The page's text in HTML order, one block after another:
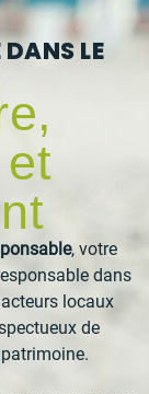
LE
, votre
dans
locaux
de